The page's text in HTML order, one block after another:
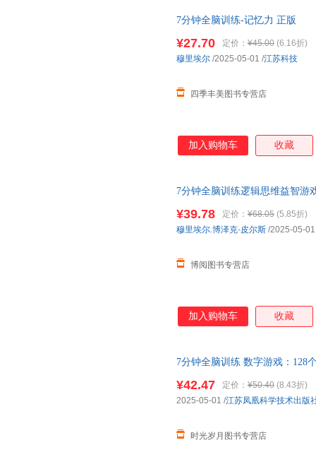
7分钟全脑训练-记忆力 正版
¥27.70 定价： ¥45.00 (6.16折)
四季丰美图书专营店
穆里埃尔 /2025-05-01 /江苏科技
加入购物车 收藏
7分钟全脑训练逻辑思维益智游
¥39.78 定价： ¥68.05 (5.85折)
博阅图书专营店
穆里埃尔.博泽克-皮尔斯 /2025-05-01
加入购物车 收藏
7分钟全脑训练 数字游戏：128
¥42.47 定价： ¥50.40 (8.43折)
时光岁月图书专营店
2025-05-01 /江苏凤凰科学技术出版